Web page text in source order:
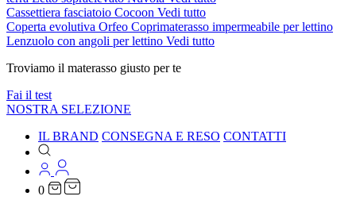
Cassettiera fasciatoio Cocoon Vedi tutto
Coperta evolutiva Orfeo Coprimaterasso impermeabile per lettino
Lenzuolo con angoli per lettino Vedi tutto
Troviamo il materasso giusto per te
Fai il test
NOSTRA SELEZIONE
IL BRAND CONSEGNA E RESO CONTATTI
0